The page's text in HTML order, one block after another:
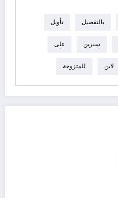
بالتفصيل تأويل
سيرين على
لابن للمتزوجة